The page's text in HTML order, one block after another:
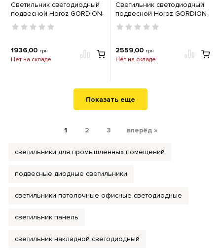
Светильник светодиодный
подвесной Horoz GORDION-
150 150Вт 6400К IP65
1936,00 грн
Нет на складе
Светильник светодиодный
подвесной Horoz GORDION-
200 200Вт 6400К IP65
2559,00 грн
Нет на складе
Показать еще
1 2 3 вперёд »
светильники для промышленных помещений
подвесные диодные светильники
светильники потолочные офисные светодиодные
светильник панель
светильник накладной светодиодный